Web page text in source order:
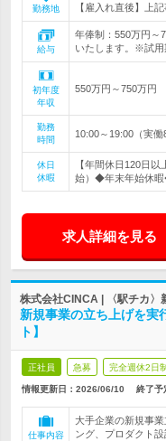
勤務地
【雇入れ直後】上
給与
年俸制：550万円～
いたします。※試用
初年度
年収
550万円～750万円
勤務
時間
10:00～19:00（実
休日
休暇
【年間休日120日
始）◆年末年始休
求人詳細を見る
株式会社CINCA | 〈駅チカ〉
新規事業の立ち上げを実
ト】
正社員 急募 完全週休2日制
情報更新日：2026/06/10 終了予
仕事内容
大手企業の新規事
ング、プロダクト